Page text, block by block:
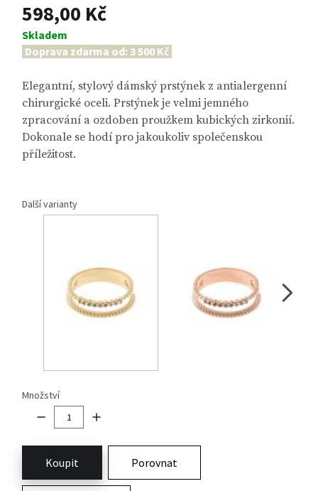
598,00 Kč
Skladem
Doprava zdarma od: 3 500 Kč
Elegantní, stylový dámský prstýnek z antialergenní
chirurgické oceli. Prstýnek je velmi jemného
zpracování a ozdoben proužkem kubických zirkonií.
Dokonale se hodí pro jakoukoliv společenskou
příležitost.
Další varianty
Množství
Koupit Porovnat